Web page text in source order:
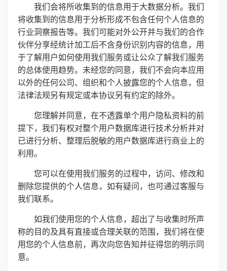
我们会将所收集到的信息用于大数据分析。我们
将收集到的信息用于分析形成不包含任何个人信息的
行业洞察报告等。我们可能对外公开并与我们的合作
伙伴分享经统计加工后不含身份识别内容的信息，用
于了解用户如何使用我们服务或让公众了解我们服务
的总体使用趋势。未经您的同意，我们不会向本应用
以外的任何公司、组织和个人披露您的个人信息，但
法律法规另有规定或本协议另有约定的除外。
您理解并同意，在不透露单个用户隐私资料的前
提下，我们有权对整个用户数据库进行技术分析并对
已进行分析、整理后脱敏的用户数据库进行商业上的
利用。
您可以在使用我们服务的过程中，访问、修改和
删除您提供的个人信息，如有疑问，也可通过客服与
我们联系。
如我们使用您的个人信息，超出了与收集时所声
称的目的及具有直接或合理关联的范围，我们将在使
用您的个人信息前，再次向您告知并征得您的明示同
意。